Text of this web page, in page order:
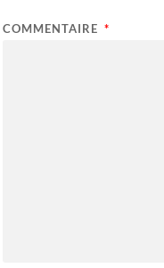
COMMENTAIRE *